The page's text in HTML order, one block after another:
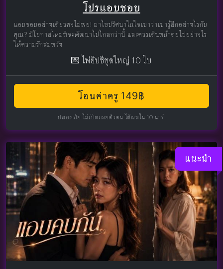
โปรแอบชอบ
แอบชอบอย่างเดียวคงไม่พอ! มาไขปริศนาในใจเขาว่าเขารู้สึกอย่างไรกับ
คุณ? มีโอกาสไหมที่จะพัฒนาไปไกลกว่านี้ และควรเดินหน้าต่อไปอย่างไร
ให้ความรักสมหวัง
💌 ไพ่ยิปซีชุดใหญ่ 10 ใบ
โอนค่าครู 149฿
ปลอดภัย ไม่เปิดเผยตัวตน ได้ผลใน 10 นาที
แนะนำ